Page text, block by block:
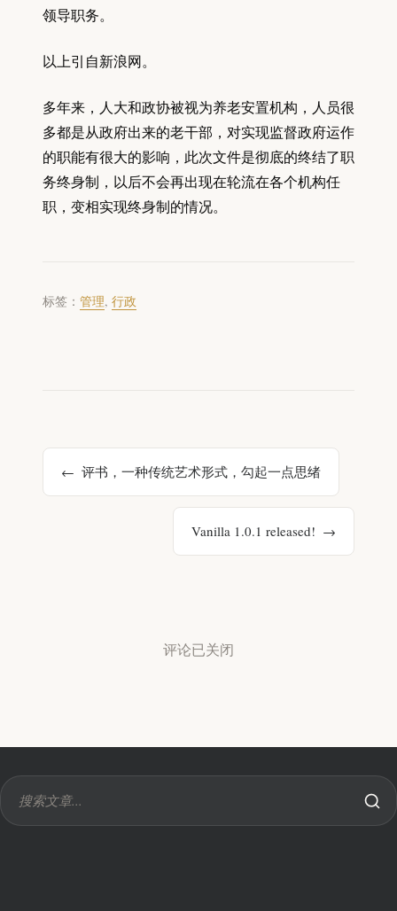
领导职务。
以上引自新浪网。
多年来，人大和政协被视为养老安置机构，人员很
多都是从政府出来的老干部，对实现监督政府运作
的职能有很大的影响，此次文件是彻底的终结了职
务终身制，以后不会再出现在轮流在各个机构任
职，变相实现终身制的情况。
标签： 管理, 行政
评书，一种传统艺术形式，勾起一点思绪
Vanilla 1.0.1 released!
评论已关闭